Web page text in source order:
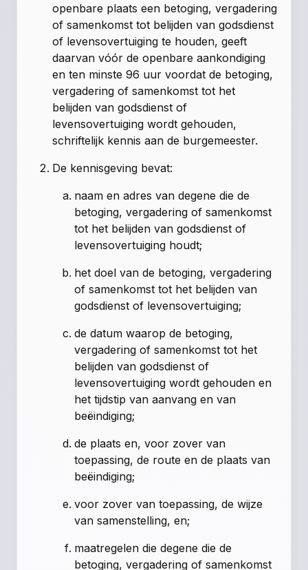
openbare plaats een betoging, vergadering
of samenkomst tot belijden van godsdienst
of levensovertuiging te houden, geeft
daarvan vóór de openbare aankondiging
en ten minste 96 uur voordat de betoging,
vergadering of samenkomst tot het
belijden van godsdienst of
levensovertuiging wordt gehouden,
schriftelijk kennis aan de burgemeester.
De kennisgeving bevat:
naam en adres van degene die de
betoging, vergadering of samenkomst
tot het belijden van godsdienst of
levensovertuiging houdt;
het doel van de betoging, vergadering
of samenkomst tot het belijden van
godsdienst of levensovertuiging;
de datum waarop de betoging,
vergadering of samenkomst tot het
belijden van godsdienst of
levensovertuiging wordt gehouden en
het tijdstip van aanvang en van
beëindiging;
de plaats en, voor zover van
toepassing, de route en de plaats van
beëindiging;
voor zover van toepassing, de wijze
van samenstelling, en;
maatregelen die degene die de
betoging, vergadering of samenkomst